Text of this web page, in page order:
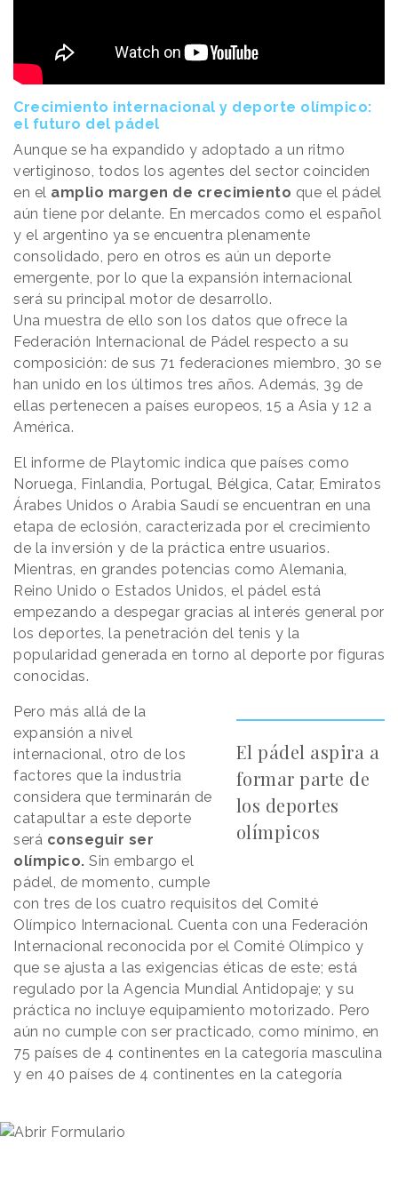
Crecimiento internacional y deporte olímpico:
el futuro del pádel
Aunque se ha expandido y adoptado a un ritmo
vertiginoso, todos los agentes del sector coinciden
en el amplio margen de crecimiento que el pádel
aún tiene por delante. En mercados como el español
y el argentino ya se encuentra plenamente
consolidado, pero en otros es aún un deporte
emergente, por lo que la expansión internacional
será su principal motor de desarrollo.
Una muestra de ello son los datos que ofrece la
Federación Internacional de Pádel respecto a su
composición: de sus 71 federaciones miembro, 30 se
han unido en los últimos tres años. Además, 39 de
ellas pertenecen a países europeos, 15 a Asia y 12 a
América.
El informe de Playtomic indica que países como
Noruega, Finlandia, Portugal, Bélgica, Catar, Emiratos
Árabes Unidos o Arabia Saudí se encuentran en una
etapa de eclosión, caracterizada por el crecimiento
de la inversión y de la práctica entre usuarios.
Mientras, en grandes potencias como Alemania,
Reino Unido o Estados Unidos, el pádel está
empezando a despegar gracias al interés general por
los deportes, la penetración del tenis y la
popularidad generada en torno al deporte por figuras
conocidas.
El pádel aspira a
formar parte de
los deportes
olímpicos
Pero más allá de la
expansión a nivel
internacional, otro de los
factores que la industria
considera que terminarán de
catapultar a este deporte
será conseguir ser
olímpico. Sin embargo el
pádel, de momento, cumple
con tres de los cuatro requisitos del Comité
Olímpico Internacional. Cuenta con una Federación
Internacional reconocida por el Comité Olímpico y
que se ajusta a las exigencias éticas de este; está
regulado por la Agencia Mundial Antidopaje; y su
práctica no incluye equipamiento motorizado. Pero
aún no cumple con ser practicado, como mínimo, en
75 países de 4 continentes en la categoría masculina
y en 40 países de 4 continentes en la categoría
Además, de cara a que un deporte sea admitido en